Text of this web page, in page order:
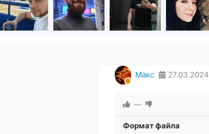
Макс 27.03.2024
—
Формат файла